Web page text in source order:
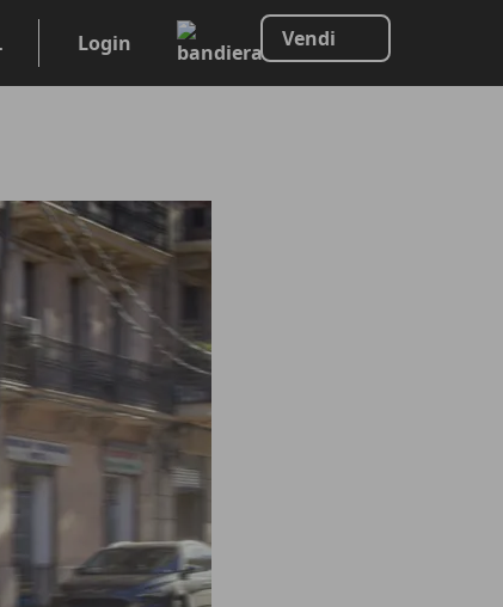
Login Vendi